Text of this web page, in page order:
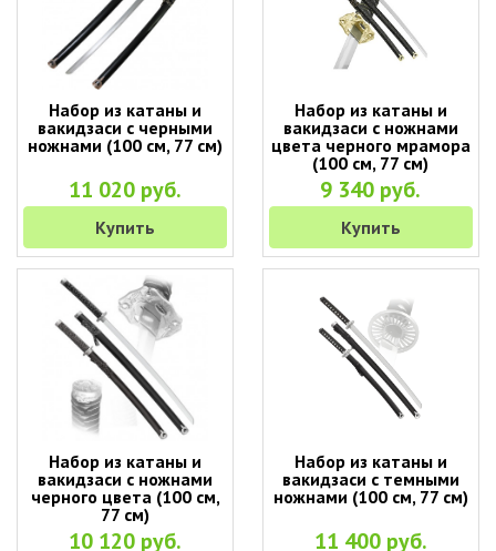
Набор из катаны и
вакидзаси с черными
ножнами (100 см, 77 см)
11 020 руб.
Купить
Набор из катаны и
вакидзаси с ножнами
цвета черного мрамора
(100 см, 77 см)
9 340 руб.
Купить
Набор из катаны и
вакидзаси с ножнами
черного цвета (100 см,
77 см)
10 120 руб.
Набор из катаны и
вакидзаси с темными
ножнами (100 см, 77 см)
11 400 руб.